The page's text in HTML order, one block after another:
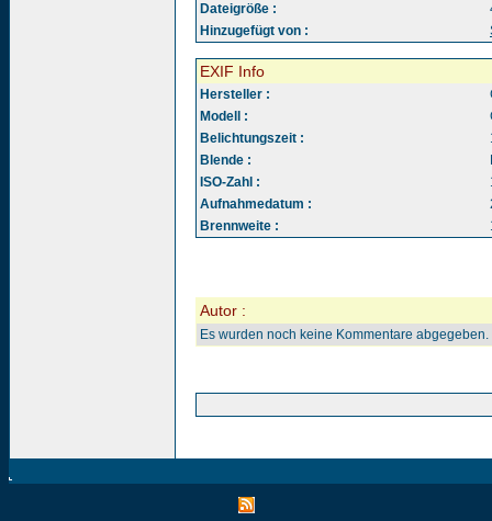
Dateigröße :
Hinzugefügt von :
EXIF Info
Hersteller :
Modell :
Belichtungszeit :
Blende :
ISO-Zahl :
Aufnahmedatum :
Brennweite :
Autor :
Es wurden noch keine Kommentare abgegeben.